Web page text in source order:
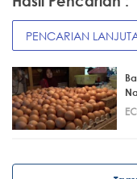
PENCARIAN